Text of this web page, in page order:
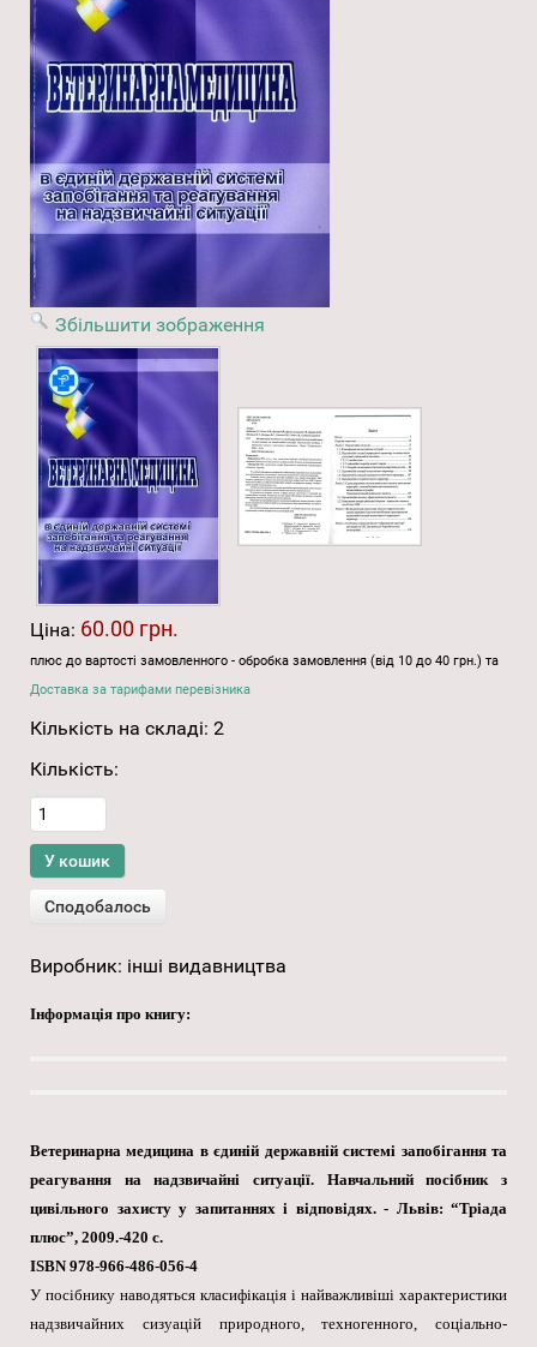
Збільшити зображення
Ціна: 60.00 грн.
плюс до вартості замовленного - обробка замовлення (від 10 до 40 грн.) та
Доставка за тарифами перевізника
Кількість на складі: 2
Кількість:
Виробник: інші видавництва
Інформація про книгу:
Ветеринарна медицина в єдиній державній системі запобігання та
реагування на надзвичайні ситуації. Навчальний посібник з
цивільного захисту у запитаннях і відповідях. - Львів: “Тріада
плюс”, 2009.-420 с.
ISBN 978-966-486-056-4
У посібнику наводяться класифікація і найважливіші характеристики
надзвичайних сизуацій природного, техногенного, соціально-